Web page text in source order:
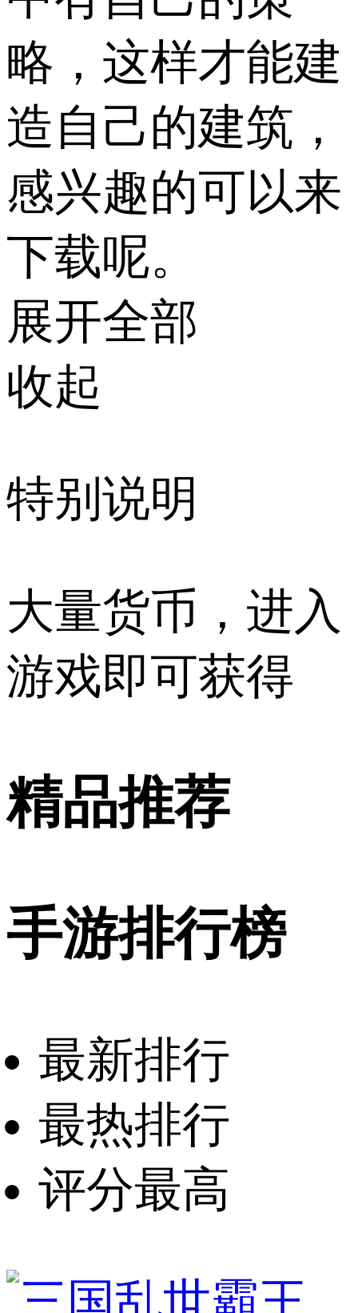
略，这样才能建
造自己的建筑，
感兴趣的可以来
下载呢。
展开全部
收起
特别说明
大量货币，进入
游戏即可获得
精品推荐
手游排行榜
最新排行
最热排行
评分最高